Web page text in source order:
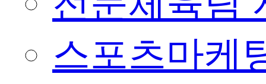
스포츠마케